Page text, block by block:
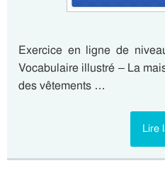
Exercice en ligne de
Vocabulaire illustré – La
des vêtements …
Lire